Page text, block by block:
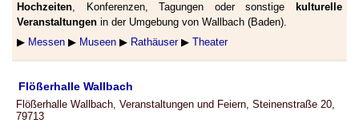
Hochzeiten, Konferenzen, Tagungen oder sonstige
kulturelle
Veranstaltungen in der Umgebung von Wallbach (Baden).
▶ Messen ▶ Museen ▶ Rathäuser▶ Theater
Flößerhalle Wallbach
Flößerhalle Wallbach, Veranstaltungen und Feiern, Steinenstraße 20,
79713